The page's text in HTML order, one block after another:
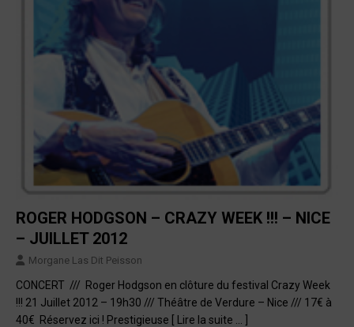
ROGER HODGSON – CRAZY WEEK !!! – NICE
– JUILLET 2012
Morgane Las Dit Peisson
CONCERT /// Roger Hodgson en clôture du festival Crazy Week
!!! 21 Juillet 2012 – 19h30 /// Théâtre de Verdure – Nice /// 17€ à
40€ Réservez ici ! Prestigieuse
[ Lire la suite … ]